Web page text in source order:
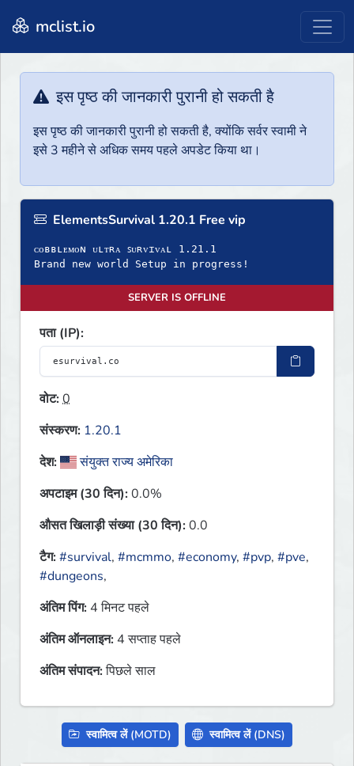
mclist.io
इस पृष्ठ की जानकारी पुरानी हो सकती है
इस पृष्ठ की जानकारी पुरानी हो सकती है, क्योंकि सर्वर स्वामी ने
इसे 3 महीने से अधिक समय पहले अपडेट किया था।
ElementsSurvival 1.20.1 Free vip
ᴄᴏʙʙʟᴇᴍᴏɴ ᴜʟᴛʀᴀ ꜱᴜʀᴠɪᴠᴀʟ 1.21.1
Brand new world Setup in progress!
SERVER IS OFFLINE
पता (IP):
वोट:0
संस्करण: 1.20.1
देश:
संयुक्त राज्य अमेरिका
अपटाइम (30 दिन):0.0%
औसत खिलाड़ी संख्या (30 दिन):0.0
टैग:#survival, #mcmmo, #economy, #pvp, #pve,
#dungeons,
अंतिम पिंग: 4 मिनट पहले
अंतिम ऑनलाइन: 4 सप्ताह पहले
अंतिम संपादन:पिछले साल
स्वामित्व लें (MOTD) स्वामित्व लें (DNS)